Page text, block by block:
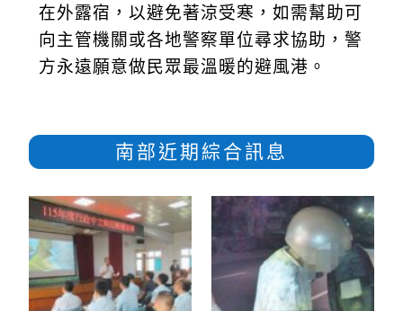
在外露宿，以避免著涼受寒，如需幫助可
向主管機關或各地警察單位尋求協助，警
方永遠願意做民眾最溫暖的避風港。
南部近期綜合訊息